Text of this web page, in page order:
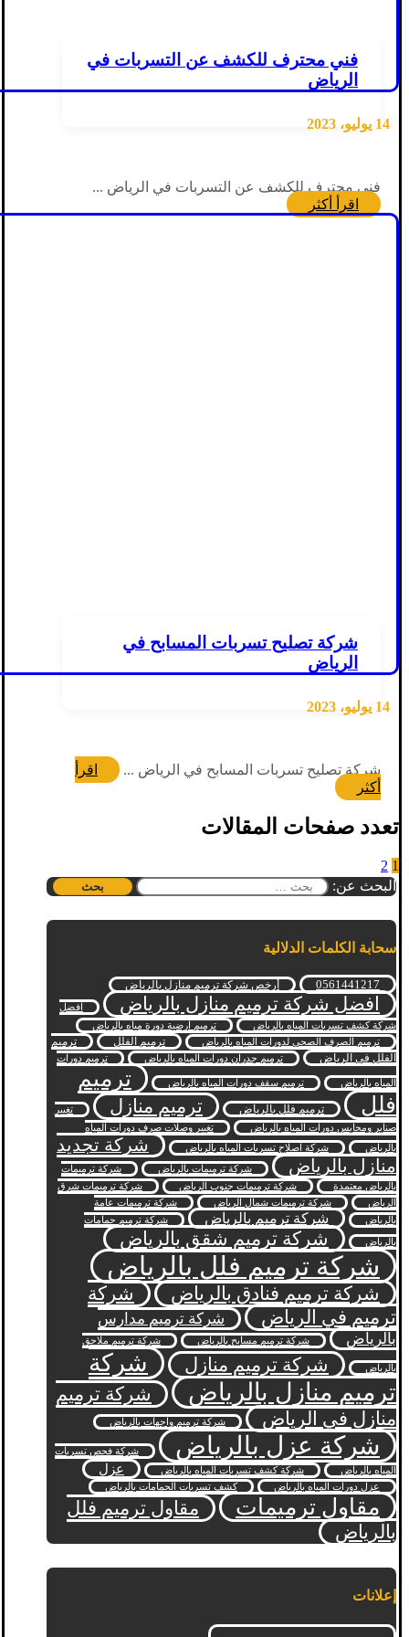
فني محترف للكشف عن التسربات في
الرياض
14 يوليو، 2023
فني محترف للكشف عن التسربات في الرياض ...
اقرأ أكثر
شركة تصليح تسربات المسابح في
الرياض
14 يوليو، 2023
شركة تصليح تسربات المسابح في الرياض ...
اقرأ
أكثر
تعدد صفحات المقالات
1
2
البحث عن:
سحابة الكلمات الدلالية
0561441217 أرخص شركة ترميم منازل بالرياض
افضل شركة ترميم منازل بالرياض
افضل
شركة كشف تسربات المياه بالرياض
ترميم ارضية دورة مياه بالرياض
ترميم الصرف الصحي لدورات المياه بالرياض
ترميم الفلل
ترميم
الفلل في الرياض
ترميم جدران دورات المياه بالرياض ترميم دورات
المياه بالرياض ترميم سقف دورات المياه بالرياض
ترميم
فلل
ترميم فلل بالرياض ترميم منازل
تغيير
صنابر ومحابس دورات المياه بالرياض
تغيير وصلات صرف دورات المياه
بالرياض
شركة اصلاح تسربات المياه بالرياض
شركة تجديد
منازل بالرياض
شركة ترميمات بالرياض
شركة ترميمات
بالرياض معتمدة
شركة ترميمات جنوب الرياض
شركة ترميمات شرق
الرياض
شركة ترميمات شمال الرياض
شركة ترميمات عامة
بالرياض
شركة ترميم بالرياض شركة ترميم حمامات
بالرياض شركة ترميم شقق بالرياض
شركة ترميم فلل بالرياض
شركة ترميم فنادق بالرياض
شركة
ترميم في الرياض
شركة ترميم مدارس
بالرياض
شركة ترميم مسابح بالرياض شركة ترميم ملاحق
بالرياض شركة ترميم منازل
شركة
ترميم منازل بالرياض
شركة ترميم
منازل في الرياض
شركة ترميم واجهات بالرياض
شركة عزل بالرياض
شركة فحص تسربات
المياه بالرياض
شركة كشف تسربات المياه بالرياض عزل
عزل دورات المياه بالرياض كشف تسربات الحمامات بالرياض
مقاول ترميمات
مقاول ترميم فلل
بالرياض
إعلانات